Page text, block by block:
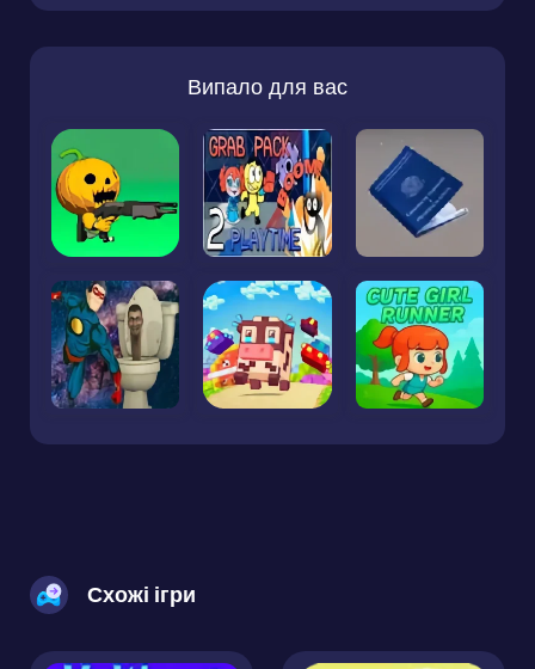
Випало для вас
Схожі ігри